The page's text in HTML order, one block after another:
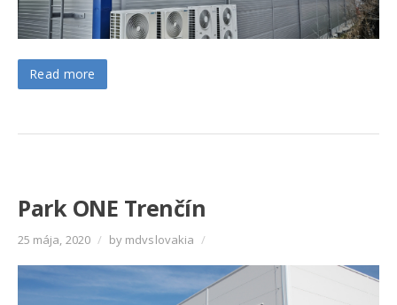
Read more
Park ONE Trenčín
25 mája, 2020 / by mdvslovakia /